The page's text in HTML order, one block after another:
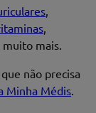
,
,
muito mais.
não precisa
Minha Médis.